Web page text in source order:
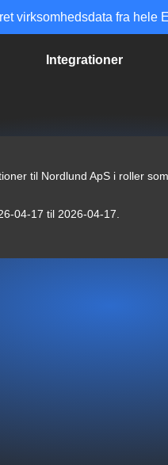
virksomhedsdata fra hele
Integrationer
til Nordlund ApS i roller
04-17 til 2026-04-17.